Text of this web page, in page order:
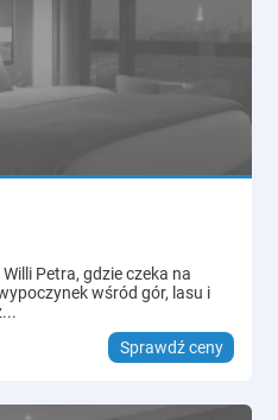
Petra, gdzie czeka na
wśród gór, lasu i
Sprawdź ceny